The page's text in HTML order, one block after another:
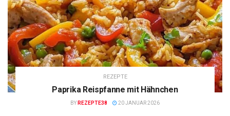
REZEPTE
Paprika Reispfanne mit Hähnchen
BY REZEPTE38 20 JANUAR 2026